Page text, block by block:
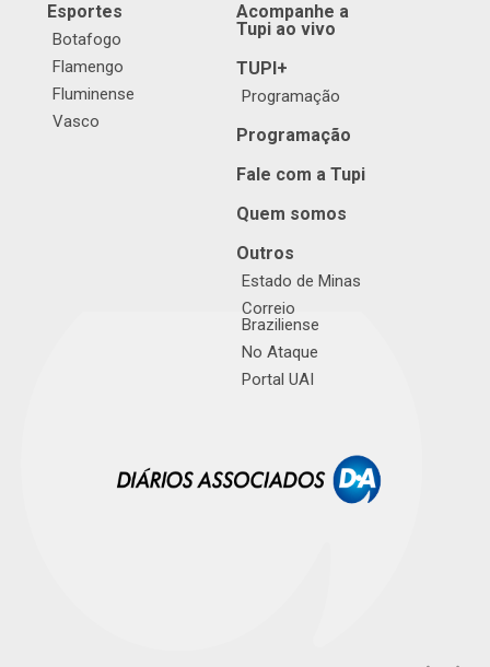
Esportes
Botafogo
Flamengo
Fluminense
Vasco
Acompanhe a
Tupi ao vivo
TUPI+
Programação
Programação
Fale com a Tupi
Quem somos
Outros
Estado de Minas
Correio
Braziliense
No Ataque
Portal UAI